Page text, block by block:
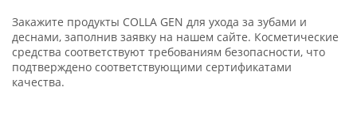
Закажите продукты COLLA GEN для ухода за зубами и
деснами, заполнив заявку на нашем сайте. Косметические
средства соответствуют требованиям безопасности, что
подтверждено соответствующими сертификатами
качества.